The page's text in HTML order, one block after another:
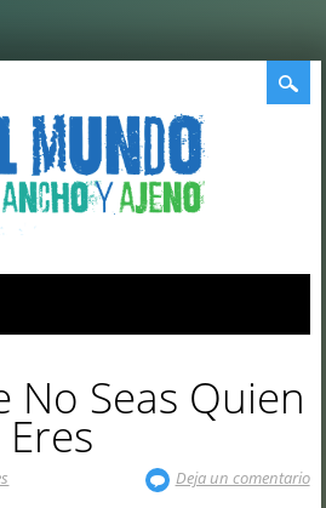
No Seas Quien
Deja un comentario